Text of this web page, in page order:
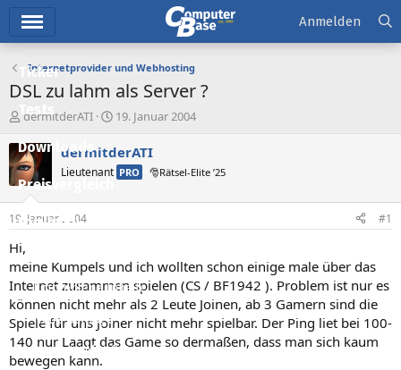
Ticker
Tests
Downloads
Preisvergleich
Forum
Aktuelles
Empfohlene Inhalte
Neue Beiträge
Neueste Aktivitäten
Anmelden
Internetprovider und Webhosting
DSL zu lahm als Server ?
E
s
t
e
e
dermitderATI
E
s
t
e
t
19. Januar 2004
dermitderATI
Lieutenant PRO 🎅Rätsel-Elite ’25
19. Januar 2004 #1
Hi,
meine Kumpels und ich wollten schon einige male über das
Internet zusammen spielen (CS / BF1942 ). Problem ist nur es
können nicht mehr als 2 Leute Joinen, ab 3 Gamern sind die
Spiele für uns Joiner nicht mehr spielbar. Der Ping liet bei 100-
140 nur Laagt das Game so dermaßen, dass man sich kaum
bewegen kann.